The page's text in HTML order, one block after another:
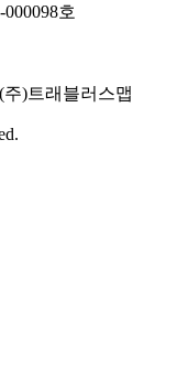
호
(주)트래블러스맵